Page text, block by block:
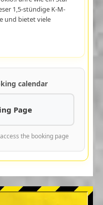
1,5-stündige K-M-
und bietet viele
calendar
Page
the booking page